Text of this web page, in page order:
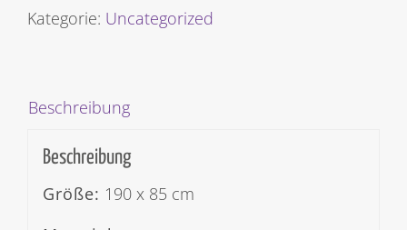
Kategorie: Uncategorized
Beschreibung
Beschreibung
Größe: 190 x 85 cm